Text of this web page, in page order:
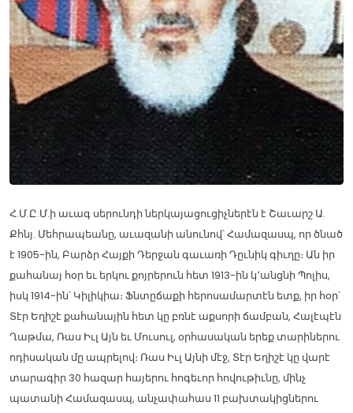
Հ.Մ.Ը.Մ.ի աւագ սերունդի ներկայացուցիչներէն է Շաւարշ Ա.
Քհնյ. Մեհրապեանը, աւազանի անունով՝ Համազասպ, որ ծնած
է 1905-ին, Բարձր Հայքի Դերջան գաւառի Դըւնիկ գիւղը։ Ան իր
քահանայ հօր եւ երկու քոյրերուն հետ 1913-ին կ՚անցնի Պոլիս,
իսկ 1914-ին՝ Կիլիկիա։ Ֆնտըճաքի հերոսամարտէն ետք, իր հօր՝
Տէր Եղիշէ քահանային հետ կը բռնէ աքսորի ճամբան, Հալէպէն
Ղաթմա, Ռաս Իւլ Այն եւ Մուսուլ, օրհասական երեք տարիներու
ոդիսական մը ապրելով։ Ռաս Իւլ Այնի մէջ, Տէր Եղիշէ կը վարէ
տարագիր 30 հազար հայերու հոգեւոր հովութիւնը, մինչ
պատանի Համազասպ, անչափահաս 11 բախտակիցներու